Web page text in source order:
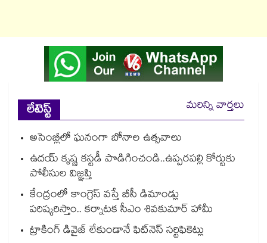
లేటెస్ట్
మరిన్ని వార్తలు
అసెంబ్లీలో ఘనంగా బోనాల ఉత్సవాలు
ఉదయ్‌‌ కృష్ణ కస్టడీ పొడిగించండి..ఉప్పరపల్లి కోర్టుకు
పోలీసుల విజ్ఞప్తి
కేంద్రంలో కాంగ్రెస్ వస్తే బీసీ డిమాండ్లు
పరిష్కరిస్తాం.. కర్నాటక సీఎం శివకుమార్ హామీ
ట్రాకింగ్ డివైజ్ లేకుండానే ఫిట్‌‌నెస్ సర్టిఫికెట్లు